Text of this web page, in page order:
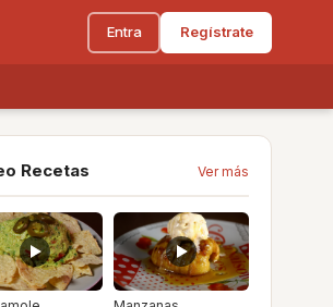
Entra Regístrate
Recetas Ver más